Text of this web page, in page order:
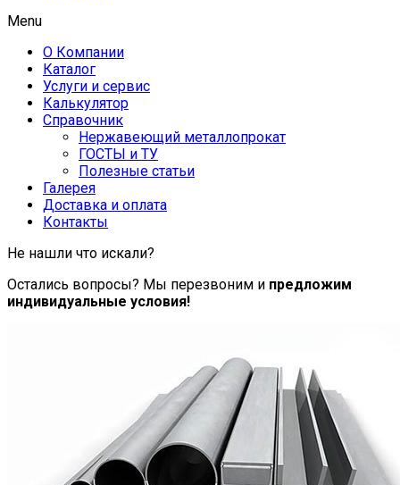
Menu
О Компании
Каталог
Услуги и сервис
Калькулятор
Справочник
Нержавеющий металлопрокат
ГОСТЫ и ТУ
Полезные статьи
Галерея
Доставка и оплата
Контакты
Не нашли что искали?
Остались вопросы? Мы перезвоним и предложим
индивидуальные условия!